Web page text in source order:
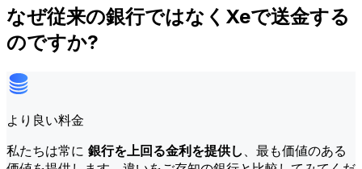
なぜ従来の銀行ではなくXeで送金する
のですか?
より良い料金
私たちは常に 銀行を上回る金利を提供し 、最も価値のある